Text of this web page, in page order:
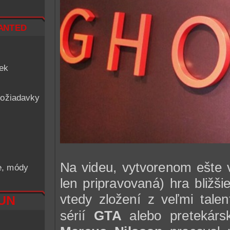
módy
Na videu, vytvorenom
len pripravovaná) hra
vtedy zložení z veľmi
sérií GTAalebo